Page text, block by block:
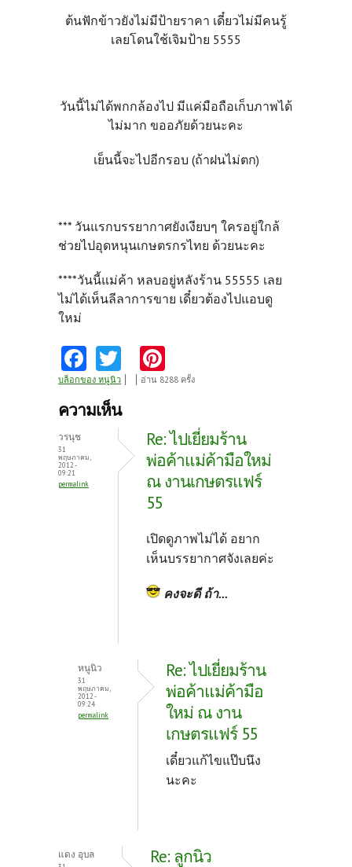
ต้นฟักข้าวยังไม่มีป้ายราคา เดี๋ยวไม่มีคนรู้
เลยโดนใช้เจิมป้าย 5555
วันนี้ไม่ได้พกกล้องไป มีแค่มือถือเก็บภาพได้
ไม่มาก ขออภัยด้วยนะคะ
เย็นนี้จะไปอีกรอบ (ถ้าฝนไม่ตก)
*** วันแรกบรรยากาศยังเงียบๆ ใครอยู่ใกล้
ช่วยไปอุดหนุนเกษตรกรไทย ด้วยนะคะ
****วันนี้แม่ค้า หลบอยู่หลังร้าน 55555 เลย
ไม่ได้เห็นลีลาการขาย เดี๋ยวต้องไปแอบดู
ใหม่
Fa
ce
b
o
k
w
itt
nt
es
t
บล็อกของ หนูนิว อ่าน 8288 ครั้ง
ความเห็น
วรนุช
31
พฤษภาคม,
2012 -
09:21
permalink
Re: ไปเยี่ยมร้าน
พ่อค้าแม่ค้ามือใหม่
ณ งานเกษตรแฟร์
55
เปิดดูภาพไม่ได้ อยาก
เห็นบรรยากาศจังเลยค่ะ
คงจะดี ถ้า...
หนูนิว
31
พฤษภาคม,
2012 -
09:24
permalink
Re: ไปเยี่ยมร้าน
พ่อค้าแม่ค้ามือ
ใหม่ ณ งาน
เกษตรแฟร์ 55
เดี๋ยวแก้ไขแป๊บนึง
นะคะ
แดง อุบล Re: ลูกนิว